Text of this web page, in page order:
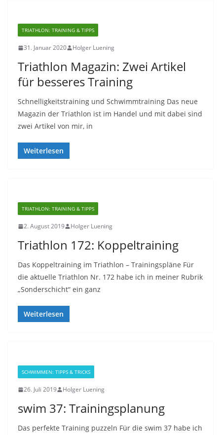
TRIATHLON: TRAINING & TIPPS
31. Januar 2020 Holger Luening
Triathlon Magazin: Zwei Artikel
für besseres Training
Schnelligkeitstraining und Schwimmtraining Das neue
Magazin der Triathlon ist im Handel und mit dabei sind
zwei Artikel von mir, in
Weiterlesen
TRIATHLON: TRAINING & TIPPS
2. August 2019 Holger Luening
Triathlon 172: Koppeltraining
Das Koppeltraining im Triathlon – Trainingspläne Für
die aktuelle Triathlon Nr. 172 habe ich in meiner Rubrik
„Sonderschicht“ ein ganz
Weiterlesen
SCHWIMMEN: TIPPS & TRICKS
26. Juli 2019 Holger Luening
swim 37: Trainingsplanung
Das perfekte Training puzzeln Für die swim 37 habe ich